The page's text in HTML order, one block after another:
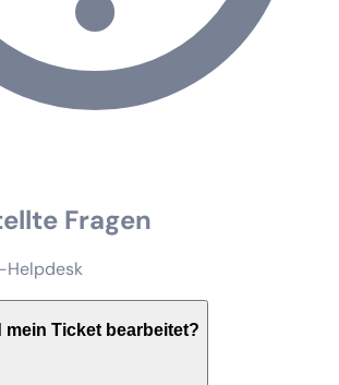
Fragen
Helpdesk
mein Ticket bearbeitet?